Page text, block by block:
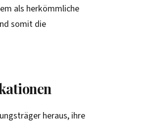
als herkömmliche
somit die
heraus, ihre